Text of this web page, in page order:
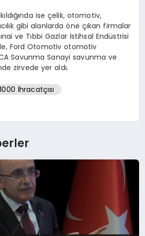
ise çelik, otomotiv,
gibi alanlarda öne çıkan firmalar
ve Tıbbi Gazlar İstihsal Endüstrisi
Ford Otomotiv otomotiv
Savunma Sanayi savunma ve
zirvede yer aldı.
İhracatçısı